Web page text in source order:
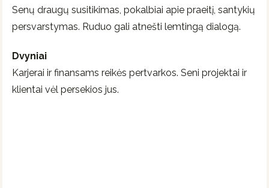
Senų draugų susitikimas, pokalbiai apie praeitį, santykių
persvarstymas. Ruduo gali atnešti lemtingą dialogą.
Dvyniai
Karjerai ir finansams reikės pertvarkos. Seni projektai ir
klientai vėl persekios jus.